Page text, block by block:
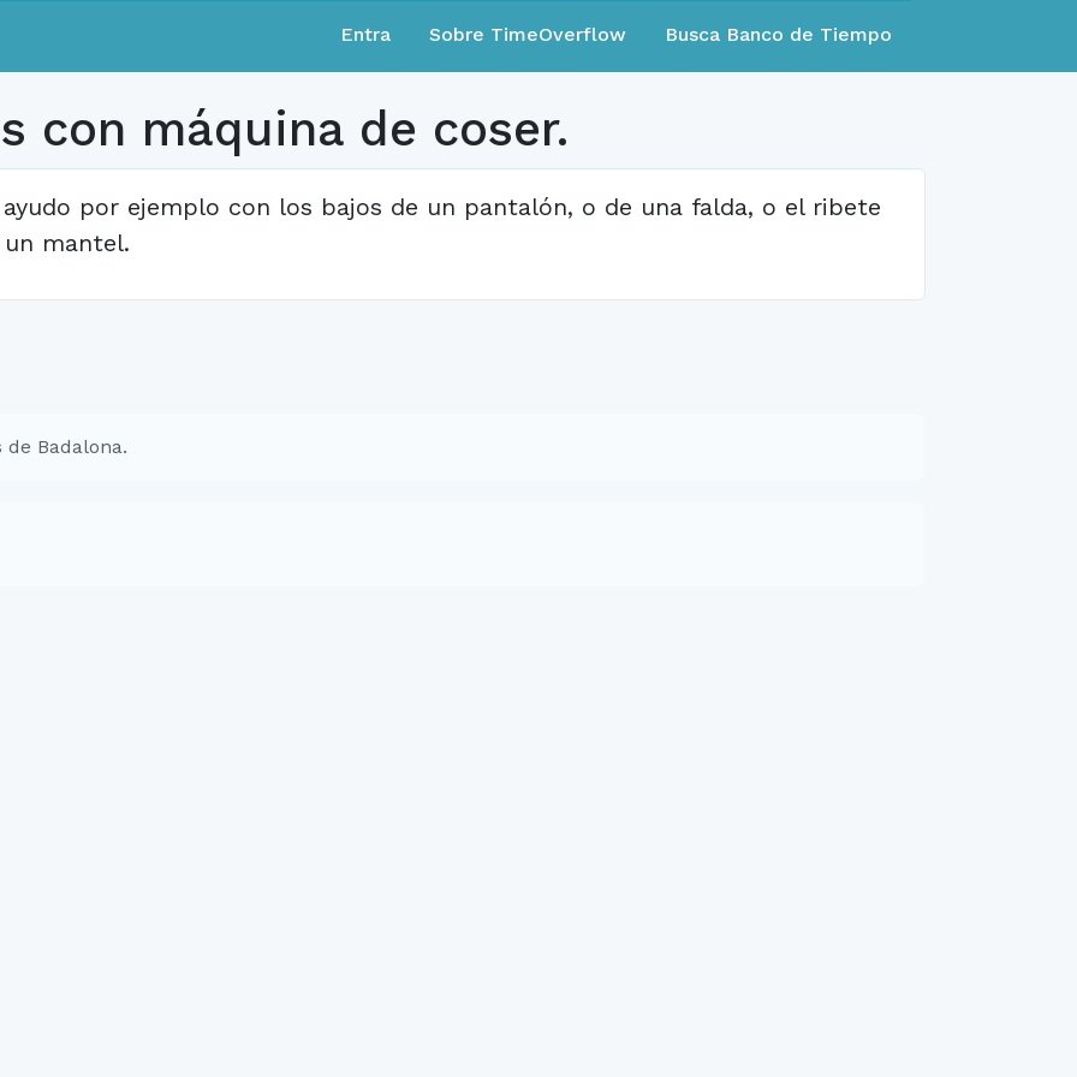
Entra Sobre TimeOverflow Busca Banco de Tiempo
con máquina de coser.
ayudo por ejemplo con los bajos de un pantalón, o de una falda, o el ribete
un mantel.
Badalona.